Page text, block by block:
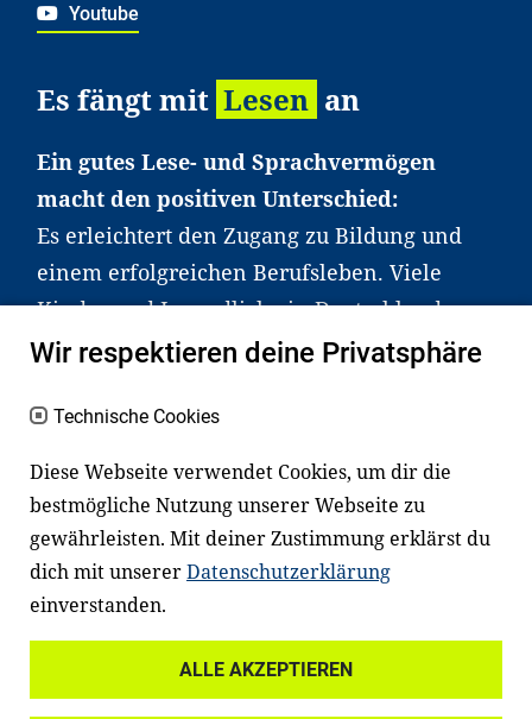
Youtube
Es fängt mit Lesen an
Ein gutes Lese- und Sprachvermögen
macht den positiven Unterschied:
Es erleichtert den Zugang zu Bildung und
einem erfolgreichen Berufsleben. Viele
Kinder und Jugendliche in Deutschland
haben aber große Schwierigkeiten dabei.
an Familien sowie an Erzieher*innen,
Fachexpert*innen. Dafür arbeiten wir eng
mit Ministerien, wissenschaftlichen
Einrichtungen, Verbänden, Unternehmen
und anderen Stiftungen zusammen.
Wir respektieren deine Privatsphäre
Technische Cookies
Diese Webseite verwendet Cookies, um dir die
bestmögliche Nutzung unserer Webseite zu
gewährleisten. Mit deiner Zustimmung erklärst du
dich mit unsererDatenschutzerklärung
einverstanden.
ALLE AKZEPTIEREN